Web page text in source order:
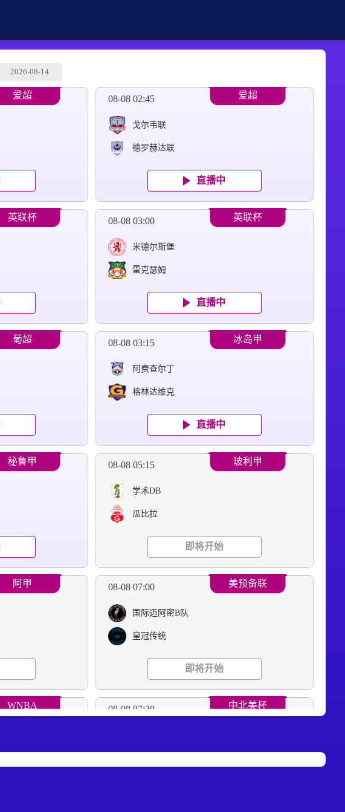
2026-08-14
爱超 08-08 02:45 爱超
戈尔韦联
德罗赫达联
直播中
英联杯 08-08 03:00 英联杯
米德尔斯堡
雷克瑟姆
直播中
葡超 08-08 03:15 冰岛甲
阿费查尔丁
格林达维克
直播中
秘鲁甲 08-08 05:15 玻利甲
学术DB
瓜比拉
即将开始
阿甲 08-08 07:00 美预备联
国际迈阿密B队
皇冠传统
即将开始
WNBA 08-08 07:30 中北美杯